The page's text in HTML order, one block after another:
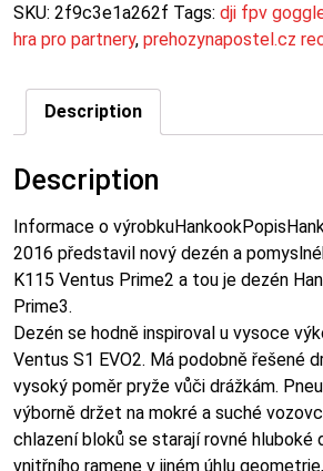
SKU: 2f9c3e1a262f Tags: dji fpv
hra pro partnery, prehozynapostel.cz
Description
Description
Informace o
2016 představil nový dezén a
K115 Ventus Prime2 a tou je dezén
Prime3.
Dezén se hodně inspiroval u vysoce
Ventus S1 EVO2. Má podobně řešené
vysoký poměr pryže vůči drážkám.
výborně držet na mokré a suché
chlazení bloků se starají rovné hluboké
vnitřního ramene v jiném úhlu